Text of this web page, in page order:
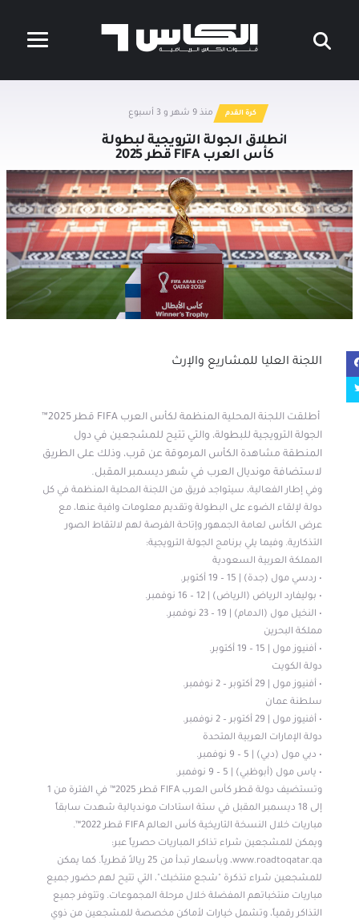
كرة القدم منذ 9 شهر و 3 أسبوع
انطلاق الجولة الترويجية لبطولة
كأس العرب FIFA قطر 2025
اللجنة العليا للمشاريع والإرث
أطلقت اللجنة المحلية المنظمة لكأس العرب FIFA قطر 2025™
الجولة الترويجية للبطولة، والتي تتيح للمشجعين في دول
المنطقة مشاهدة الكأس المرموقة عن قرب، وذلك على الطريق
لاستضافة مونديال العرب في شهر ديسمبر المقبل.
وفي إطار الفعالية، سيتواجد فريق من اللجنة المحلية المنظمة في كل
دولة لإلقاء الضوء على البطولة وتقديم معلومات وافية عنها، مع
عرض الكأس لعامة الجمهور وإتاحة الفرصة لهم لالتقاط الصور
التذكارية. وفيما يلي برنامج الجولة الترويجية:
المملكة العربية السعودية
• ردسي مول (جدة) | 15 – 19 أكتوبر.
• بوليفارد الرياض (الرياض) | 12 – 16 نوفمبر.
• النخيل مول (الدمام) | 19 – 23 نوفمبر.
مملكة البحرين
• أفنيوز مول | 15 – 19 أكتوبر.
دولة الكويت
• أفنيوز مول | 29 أكتوبر – 2 نوفمبر.
سلطنة عمان
• أفنيوز مول | 29 أكتوبر – 2 نوفمبر.
دولة الإمارات العربية المتحدة
• دبي مول (دبي) | 5 – 9 نوفمبر.
• ياس مول (أبوظبي) | 5 – 9 نوفمبر.
وتستضيف دولة قطر كأس العرب FIFA قطر 2025™ في الفترة من 1
إلى 18 ديسمبر المقبل في ستة استادات مونديالية شهدت سابقاً
مباريات خلال النسخة التاريخية كأس العالم FIFA قطر 2022™.
ويمكن للمشجعين شراء تذاكر المباريات حصرياً عبر:
www.roadtoqatar.qa، وبأسعار تبدأ من 25 ريالاً قطرياً. كما يمكن
للمشجعين شراء تذكرة "شجع منتخبك"، التي تتيح لهم حضور جميع
مباريات منتخباتهم المفضلة خلال مرحلة المجموعات. وتتوفر جميع
التذاكر رقمياً، وتشمل خيارات لأماكن مخصصة للمشجعين من ذوي